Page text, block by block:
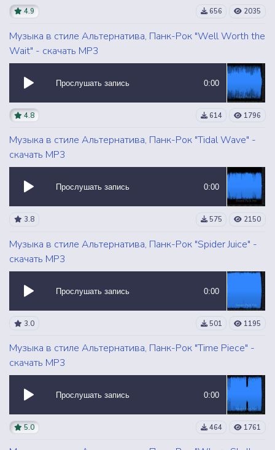
4.9 656 2035
Музыка в стиле Альтернатива, Панк-Рок "Well Worth the
Wait" - скачать MP3
Прослушать запись 0:00
4.8 614 1796
Музыка в стиле Альтернатива, Панк-Рок "Tidal Wave" -
скачать MP3
Прослушать запись 0:00
3.8 575 2150
Музыка в стиле Альтернатива, Панк-Рок "Spider Juice" -
скачать MP3
Прослушать запись 0:00
3.0 501 1195
Музыка в стиле Альтернатива, Панк-Рок "Time Piece" -
скачать MP3
Прослушать запись 0:00
5.0 464 1761